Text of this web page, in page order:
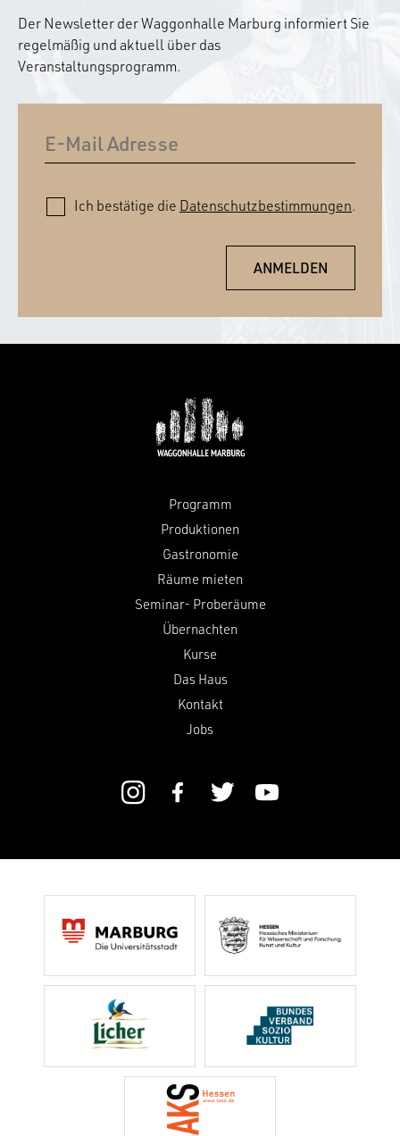
Der Newsletter der Waggonhalle Marburg informiert Sie
regelmäßig und aktuell über das
Veranstaltungsprogramm.
Ich bestätige die Datenschutzbestimmungen.
Programm
Produktionen
Gastronomie
Räume mieten
Seminar- Proberäume
Übernachten
Kurse
Das Haus
Kontakt
Jobs